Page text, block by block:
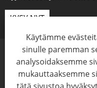
KYSY NYT
Sitemap
Käytämme
sinulle paremman
analysoidaksemme
mukauttaaksemme